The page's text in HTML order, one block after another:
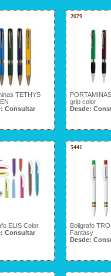
TETHYS
Consultar
2079
grip color
Desde:
ELIS Color
Consultar
3441
Boligrafo
Fantasy
Desde: